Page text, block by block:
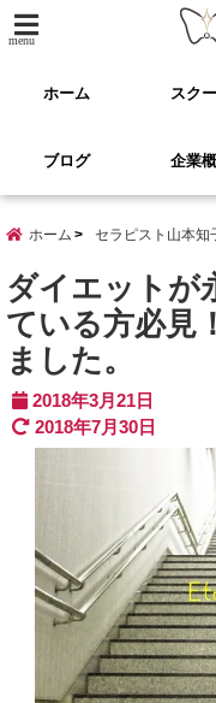
menu
ホーム スク
ブログ 企業
ホーム セラピスト山本知
ダイエットが
ている方必見
ました。
2018年3月21日
2018年7月30日